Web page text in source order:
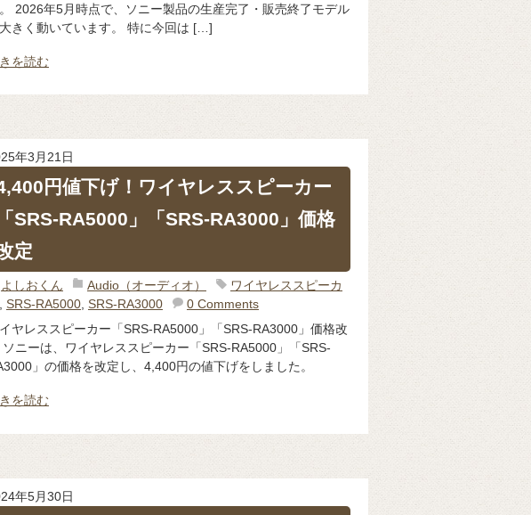
2026年5月時点で、ソニー製品の生産完了・販売終了モデル
きく動いています。 特に今回は […]
を読む
年3月21日
円値下げ！ワイヤレススピーカー
「SRS-RA5000」「SRS-RA3000」価格
定
よしおくん Audio（オーディオ）
ワイヤレススピーカ
, SRS-RA5000, SRS-RA3000
0 Comments
ヤレススピーカー「SRS-RA5000」「SRS-RA3000」価格改
ソニーは、ワイヤレススピーカー「SRS-RA5000」「SRS-
」の価格を改定し、4,400円の値下げをしました。
を読む
年5月30日